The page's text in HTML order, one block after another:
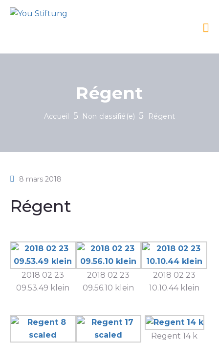
Régent
Accueil Non classifié(e) Régent
8 mars 2018
Régent
2018 02 23
09.53.49 klein
2018 02 23
09.56.10 klein
2018 02 23
10.10.44 klein
Regent 14 k